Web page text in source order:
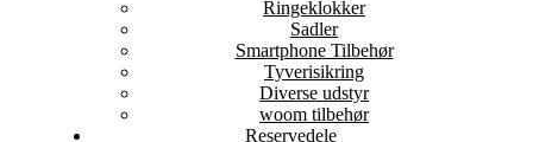
Ringeklokker
Sadler
Smartphone Tilbehør
Tyverisikring
Diverse udstyr
woom tilbehør
Reservedele